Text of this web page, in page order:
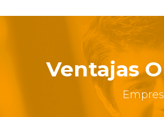
Ventajas